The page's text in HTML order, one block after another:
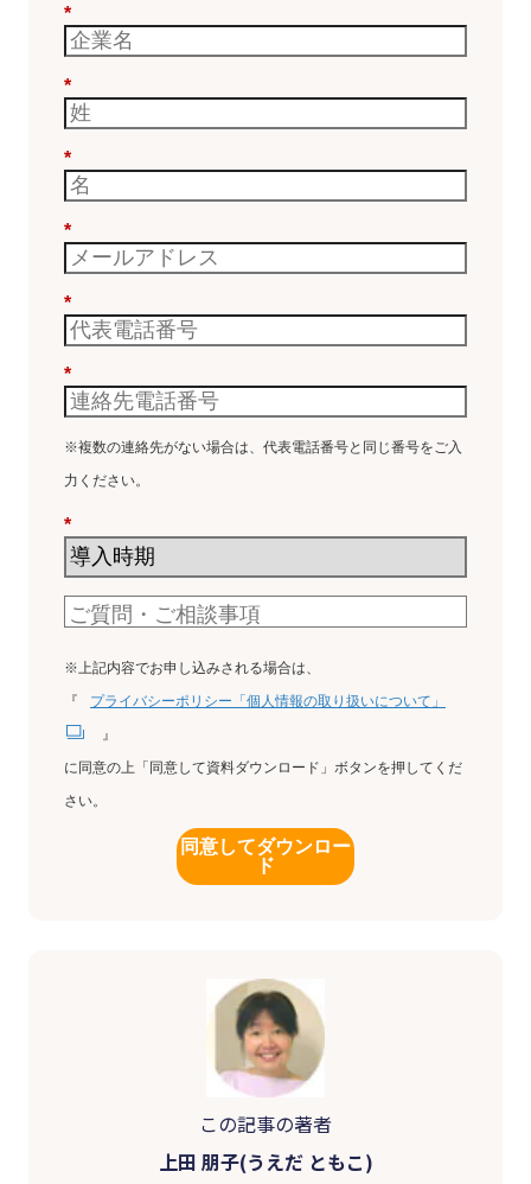
*
*
*
*
*
*
※複数の連絡先がない場合は、代表電話番号と同じ番号をご入
力ください。
*
※上記内容でお申し込みされる場合は、
『
プライバシーポリシー「個人情報の取り扱いについて」
』
に同意の上「同意して資料ダウンロード」ボタンを押してくだ
さい。
同意してダウンロー
ド
この記事の著者
上田 朋子(うえだ ともこ)